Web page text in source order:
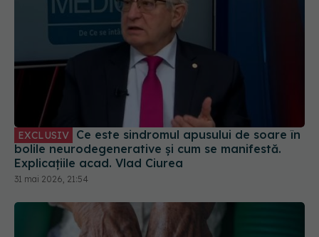
EXCLUSIV
bolile neurodegenerative și cum se manifestă.
Explicațiile acad. Vlad Ciurea
31 mai 2026, 21:54